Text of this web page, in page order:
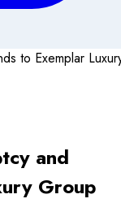
and
Group